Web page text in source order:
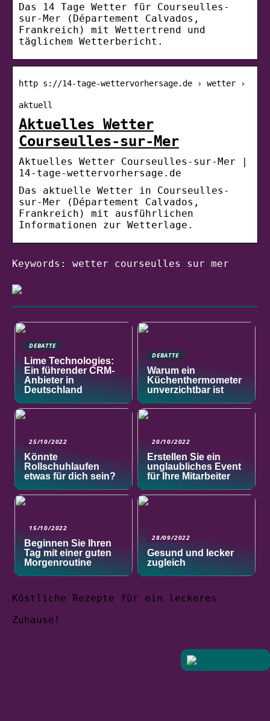
Das 14 Tage Wetter für Courseulles-
sur-Mer (Département Calvados,
Frankreich) mit Wettertrend und
täglichem Wetterbericht.
http s://14-tage-wettervorhersage.de › wetter ›
aktuell
Aktuelles Wetter
Courseulles-sur-Mer
Aktuelles Wetter Courseulles-sur-Mer |
14-tage-wettervorhersage.de
Das aktuelle Wetter in Courseulles-
sur-Mer (Département Calvados,
Frankreich) mit ausführlichen
Informationen zur Wetterlage.
Keywords: wetter courseulles sur mer
DEBATTE
Lime Technologies:
Ein führender CRM-
Anbieter in
Deutschland
DEBATTE
Warum ein
Küchenthermometer
unverzichtbar ist
25/10/2022
Könnte
Rollschuhlaufen
etwas für dich sein?
20/10/2022
Erstellen Sie ein
unglaubliches Event
für Ihre Mitarbeiter
15/10/2022
Beginnen Sie Ihren
Tag mit einer guten
Morgenroutine
28/09/2022
Gesund und lecker
zugleich
Köstliche Rezepte für ein leckeres
Zuhause!